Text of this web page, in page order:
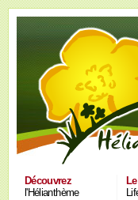
Découvrez
l'Hélianthème